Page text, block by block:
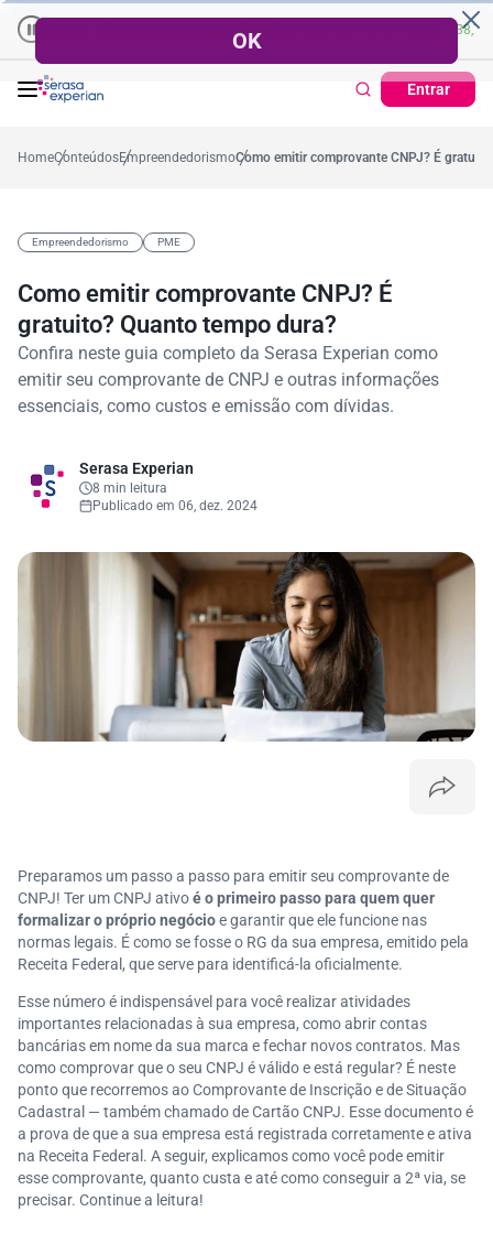
| Recuperação de Crédito
Entrar
Percentual no mês Cartão de Crédito | Cadastro
HomeConteúdosEmpreendedorismoComo emitir comprovante CNPJ? É
Empreendedorismo PME
Como emitir comprovante CNPJ? É
gratuito? Quanto tempo dura?
Confira neste guia completo da Serasa Experian como
emitir seu comprovante de CNPJ e outras informações
essenciais, como custos e emissão com dívidas.
Serasa Experian
8 min leitura
Publicado em 06, dez. 2024
Preparamos um passo a passo para emitir seu comprovante de
CNPJ! Ter um CNPJ ativoé o primeiro passo para quem quer
formalizar o próprio negócioe garantir que ele funcione nas
normas legais. É como se fosse o RG da sua empresa, emitido pela
Receita Federal, que serve para identificá-la oficialmente.
Esse número é indispensável para você realizar atividades
importantes relacionadas à sua empresa, como abrir contas
bancárias em nome da sua marca e fechar novos contratos. Mas
como comprovar que o seu CNPJ é válido e está regular? É neste
ponto que recorremos ao Comprovante de Inscrição e de Situação
Cadastral — também chamado de Cartão CNPJ. Esse documento é
a prova de que a sua empresa está registrada corretamente e ativa
na Receita Federal. A seguir, explicamos como você pode emitir
esse comprovante, quanto custa e até como conseguir a 2ª via, se
precisar. Continue a leitura!